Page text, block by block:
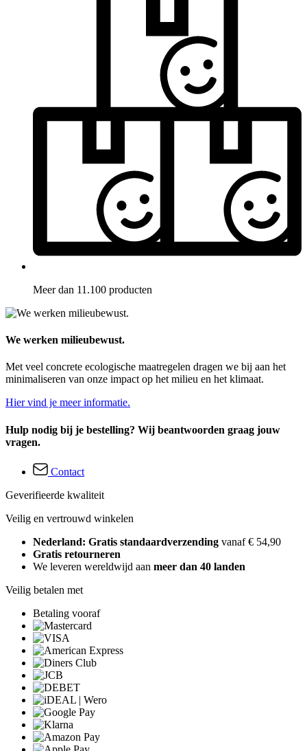
Meer dan 11.100 producten
We werken milieubewust.
Met veel concrete ecologische maatregelen dragen we bij aan het
minimaliseren van onze impact op het milieu en het klimaat.
Hier vind je meer informatie.
Hulp nodig bij je bestelling? Wij beantwoorden graag jouw
vragen.
Contact
Geverifieerde kwaliteit
Veilig en vertrouwd winkelen
Nederland: Gratis standaardverzending vanaf € 54,90
Gratis retourneren
We leveren wereldwijd aan meer dan 40 landen
Veilig betalen met
Betaling vooraf